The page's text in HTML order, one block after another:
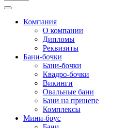
Компания
О компании
Дипломы
Реквизиты
Бани-бочки
Бани-бочки
Квадро-бочки
Викинги
Овальные бани
Бани на прицепе
Комплексы
Мини-брус